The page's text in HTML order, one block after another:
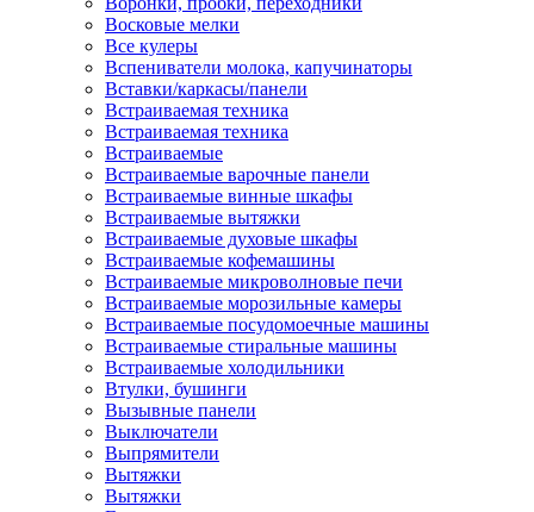
Восковые мелки
Все кулеры
Вспениватели молока, капучинаторы
Вставки/каркасы/панели
Встраиваемая техника
Встраиваемая техника
Встраиваемые
Встраиваемые варочные панели
Встраиваемые винные шкафы
Встраиваемые вытяжки
Встраиваемые духовые шкафы
Встраиваемые кофемашины
Встраиваемые микроволновые печи
Встраиваемые морозильные камеры
Встраиваемые посудомоечные машины
Встраиваемые стиральные машины
Встраиваемые холодильники
Втулки, бушинги
Вызывные панели
Выключатели
Выпрямители
Вытяжки
Вытяжки